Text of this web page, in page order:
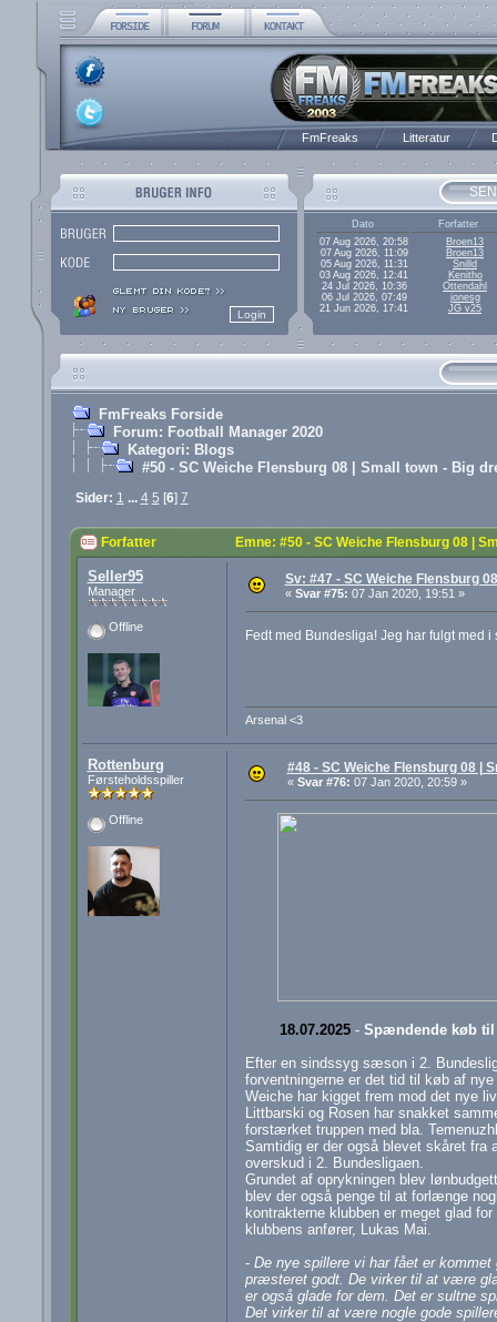
FmFreaks Litteratur
Dato
Forfatter
07 Aug 2026, 20:58
Broen13
07 Aug 2026, 11:09
Broen13
05 Aug 2026, 11:31
Snilld
03 Aug 2026, 12:41
Kenitho
24 Jul 2026, 10:36
Ottendahl
06 Jul 2026, 07:49
jonesg
21 Jun 2026, 17:41
JG v25
FmFreaks Forside
Forum: Football Manager 2020
Kategori: Blogs
#50 - SC Weiche Flensburg 08 | Small town - Big
Sider: 1 ... 4 5 [6] 7
Forfatter Emne: #50 - SC Weiche Flensburg 08 |
Seller95
Manager
Offline
Sv: #47 - SC Weiche Flensburg
« Svar #75: 07 Jan 2020, 19:51 »
Fedt med Bundesliga! Jeg har fulgt med
Arsenal <3
Rottenburg
Førsteholdsspiller
Offline
#48 - SC Weiche Flensburg 08 |
« Svar #76: 07 Jan 2020, 20:59 »
18.07.2025- Spændende køb til
Efter en sindssyg sæson i 2.
forventningerne er det tid til køb af nye
Weiche har kigget frem mod det nye
Littbarski og Rosen har snakket
forstærket truppen med bla.
Samtidig er der også blevet skåret fra
overskud i 2. Bundesligaen.
Grundet af oprykningen blev
blev der også penge til at forlænge
kontrakterne klubben er meget glad
klubbens anfører, Lukas Mai.
- De nye spillere vi har fået er kommet
præsteret godt. De virker til at være
er også glade for dem. Det er sultne
Det virker til at være nogle gode